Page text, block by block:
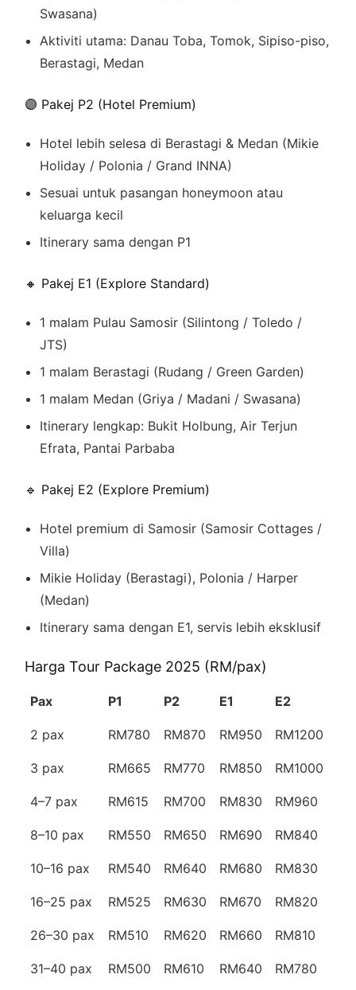
Swasana)
Aktiviti utama: Danau Toba, Tomok, Sipiso-piso,
Berastagi, Medan
🟣 Pakej P2 (Hotel Premium)
Hotel lebih selesa di Berastagi & Medan (Mikie
Holiday / Polonia / Grand INNA)
Sesuai untuk pasangan honeymoon atau
keluarga kecil
Itinerary sama dengan P1
🔸 Pakej E1 (Explore Standard)
1 malam Pulau Samosir (Silintong / Toledo /
JTS)
1 malam Berastagi (Rudang / Green Garden)
1 malam Medan (Griya / Madani / Swasana)
Itinerary lengkap: Bukit Holbung, Air Terjun
Efrata, Pantai Parbaba
🔹 Pakej E2 (Explore Premium)
Hotel premium di Samosir (Samosir Cottages /
Villa)
Mikie Holiday (Berastagi), Polonia / Harper
(Medan)
Itinerary sama dengan E1, servis lebih eksklusif
Harga Tour Package 2025 (RM/pax)
Pax P1 P2 E1 E2
2 pax RM780 RM870 RM950 RM1200
3 pax RM665 RM770 RM850 RM1000
4–7 pax RM615 RM700 RM830 RM960
8–10 pax RM550 RM650 RM690 RM840
10–16 pax RM540 RM640 RM680 RM830
16–25 pax RM525 RM630 RM670 RM820
26–30 pax RM510 RM620 RM660 RM810
31–40 pax RM500 RM610 RM640 RM780